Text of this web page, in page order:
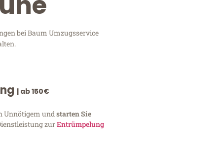
bei Baum Umzugsservice
| ab 150€
Unnötigem und starten Sie
zurEntrümpelung